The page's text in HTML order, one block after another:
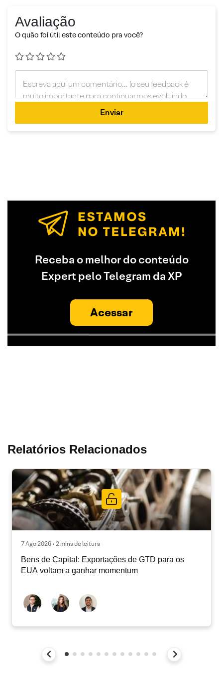
Avaliação
O quão foi útil este conteúdo pra você?
Enviar
Receba o melhor do conteúdo
Expert pelo Telegram da XP
Acessar
Relatórios Relacionados
7 Ago 2026 • 2 mins de leitura
Bens de Capital: Exportações de GTD para os
EUA voltam a ganhar momentum